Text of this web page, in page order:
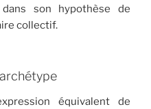
son hypothèse de
collectif.
équivalent de